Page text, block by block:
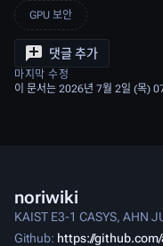
GPU 보안
댓글 추가
마지막 수정
이 문서는 2026년 7월 2일 (목)
noriwiki
KAIST E3-1 CASYS, AHN
Github: https://